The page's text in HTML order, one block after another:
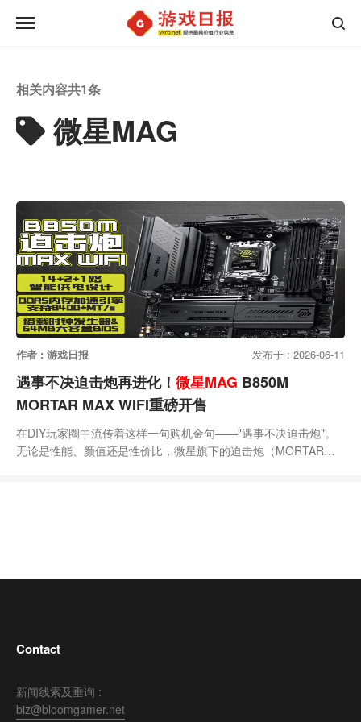
相关内容共1条
微星MAG
作者 : 游戏日报 发布于 : 2026-06-11
遇事不决迫击炮再进化！ 微星MAG B850M
MORTAR MAX WIFI重磅开售
在DIY玩家圈中流传着这样一句购机金句——"遇事不决迫击炮"。
无论是性能、颜值还是性价比，微星旗下的迫击炮（MORTAR）
Contact
新闻线索及垂询 :
biz@bloomgamer.net